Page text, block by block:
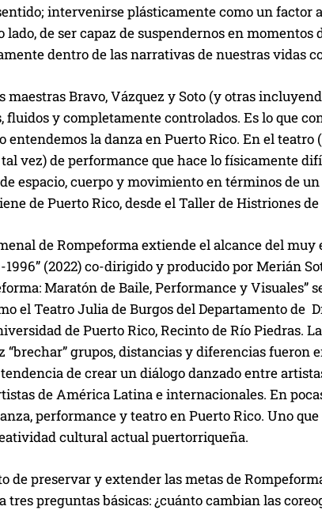
intervenirse plásticamente como un factor
lado, de ser capaz de suspendernos en
dentro de las narrativas de nuestras vidas
maestras Bravo, Vázquez y Soto (y otras
fluidos y completamente controlados. Es lo que
entendemos la danza en Puerto Rico. En el
tal vez) de performance que hace lo físicamente
espacio, cuerpo y movimiento en términos de
de Puerto Rico, desde el Taller de Histriones
de Rompeforma extiende el alcance del
(2022) co-dirigido y producido por Merián
Maratón de Baile, Performance y Visuales”
el Teatro Julia de Burgos del Departamento de
de Puerto Rico, Recinto de Río
“brechar” grupos, distancias y diferencias fueron
de crear un diálogo danzado entre
de América Latina e internacionales. En
performance y teatro en Puerto Rico. Uno
cultural actual puertorriqueña.
de preservar y extender las metas de
tres preguntas básicas: ¿cuánto cambian las